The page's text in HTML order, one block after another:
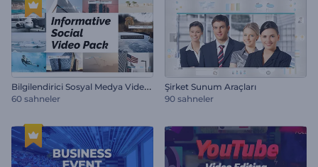
B
ilgilendirici Sosyal Medya Video Paketi
60 sahneler
Şirket Sunum Araçları
90 sahneler